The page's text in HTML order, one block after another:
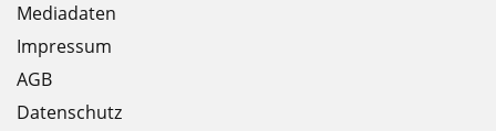
Mediadaten
Impressum
AGB
Datenschutz